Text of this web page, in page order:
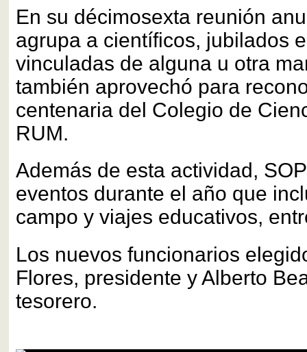
En su décimosexta reunión
agrupa a científicos, jubilados
vinculadas de alguna u otra
también aprovechó para
centenaria del Colegio de
RUM.
Además de esta actividad,
eventos durante el año que
campo y viajes educativos,
Los nuevos funcionarios
Flores, presidente y Alberto
tesorero.